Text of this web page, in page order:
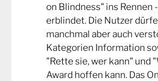
on Blindness" ins Rennen
erblindet. Die Nutzer
manchmal aber auch
Kategorien Information
"Rette sie, wer kann" und
Award hoffen kann. Das